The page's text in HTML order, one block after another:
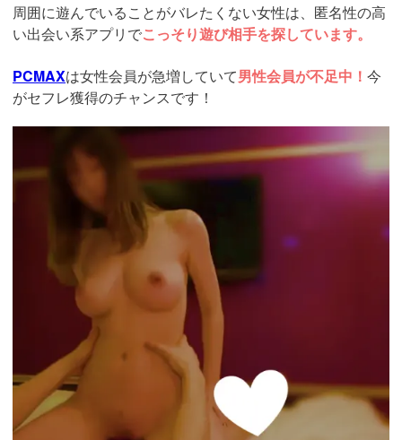
周囲に遊んでいることがバレたくない女性は、匿名性の高
い出会い系アプリでこっそり遊び相手を探しています。
PCMAXは女性会員が急増していて男性会員が不足中！ 今
がセフレ獲得のチャンスです！
https://pcmax.jp/lp/?
ad_id=rm327007